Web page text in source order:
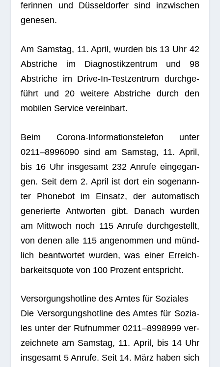
fe­rin­nen und Düs­sel­dor­fer sind inzwi­schen
genesen.
Am Sams­tag, 11. April, wur­den bis 13 Uhr 42
Abstri­che im Dia­gnos­tik­zen­trum und 98
Abstri­che im Drive-In-Test­zen­trum durch­ge­
führt und 20 wei­tere Abstri­che durch den
mobi­len Ser­vice vereinbart.
Beim Corona-Infor­ma­ti­ons­te­le­fon unter
0211–8996090 sind am Sams­tag, 11. April,
bis 16 Uhr ins­ge­samt 232 Anrufe ein­ge­gan­
gen. Seit dem 2. April ist dort ein soge­nann­
ter Phone­bot im Ein­satz, der auto­ma­tisch
gene­rierte Ant­wor­ten gibt. Danach wur­den
am Mitt­woch noch 115 Anrufe durch­ge­stellt,
von denen alle 115 ange­nom­men und münd­
lich beant­wor­tet wur­den, was einer Erreich­
bar­keits­quote von 100 Pro­zent entspricht.
Ver­sor­gungs­hot­line des Amtes für Soziales
Die Ver­sor­gungs­hot­line des Amtes für Sozia­
les unter der Ruf­num­mer 0211–8998999 ver­
zeich­nete am Sams­tag, 11. April, bis 14 Uhr
ins­ge­samt 5 Anrufe. Seit 14. März haben sich